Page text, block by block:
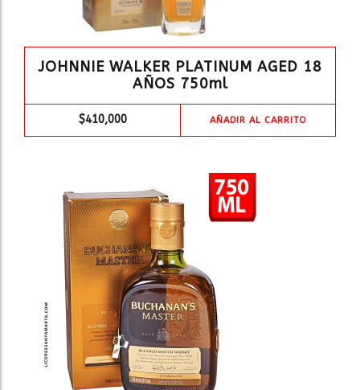
JOHNNIE WALKER PLATINUM AGED 18
AÑOS 750ml
$410,000 AÑADIR AL CARRITO